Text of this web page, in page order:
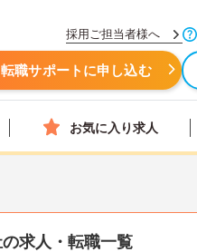
採用ご担当者様へ
転職サポートに申し込む
お気に入り求人
求人・転職一覧